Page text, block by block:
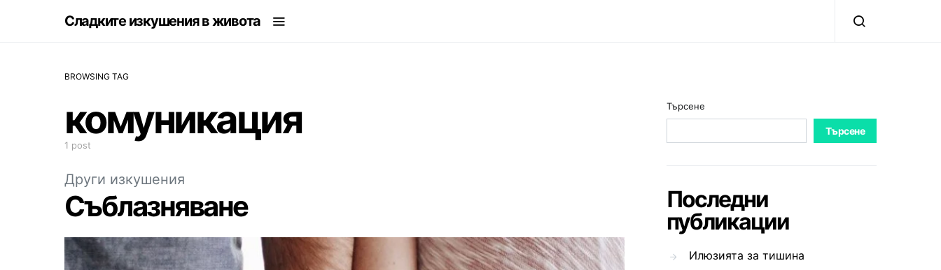
Сладките изкушения в живота
BROWSING TAG
комуникация
1 post
Други изкушения
Съблазняване
Търсене
Търсене
Последни
публикации
Илюзията за тишина